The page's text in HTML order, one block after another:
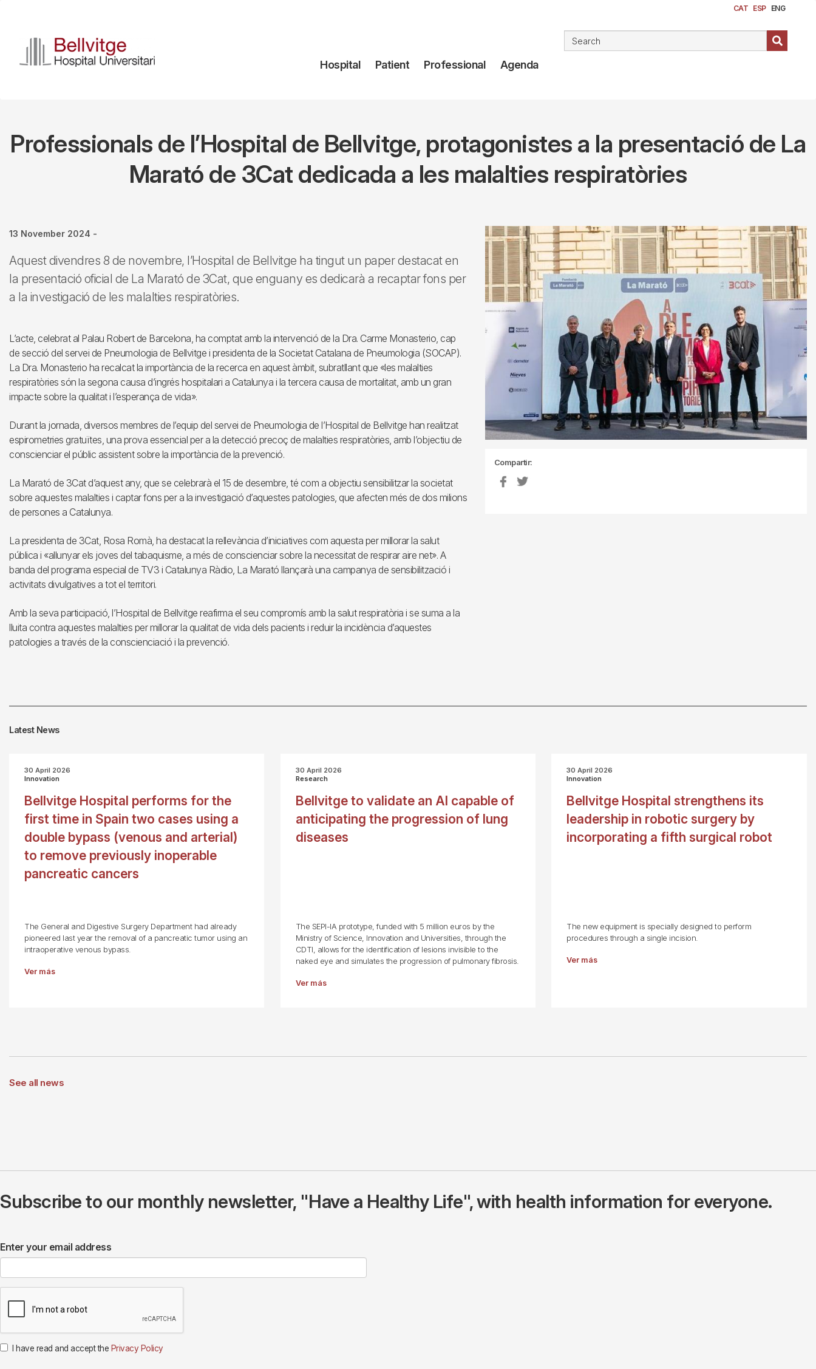
content
CAT ESP ENG
Navegación
Hospital Patient Professional Agenda
Professionals de l’Hospital de Bellvitge, protagonistes a la presentació de La
Marató de 3Cat dedicada a les malalties respiratòries
13 November 2024 -
Aquest divendres 8 de novembre, l’Hospital de Bellvitge ha tingut un paper destacat en
la presentació oficial de La Marató de 3Cat, que enguany es dedicarà a recaptar fons per
a la investigació de les malalties respiratòries.
L’acte, celebrat al Palau Robert de Barcelona, ha comptat amb la intervenció de la Dra. Carme Monasterio, cap
de secció del servei de Pneumologia de Bellvitge i presidenta de la Societat Catalana de Pneumologia (SOCAP).
La Dra. Monasterio ha recalcat la importància de la recerca en aquest àmbit, subratllant que «les malalties
respiratòries són la segona causa d’ingrés hospitalari a Catalunya i la tercera causa de mortalitat, amb un gran
impacte sobre la qualitat i l’esperança de vida».
Durant la jornada, diversos membres de l’equip del servei de Pneumologia de l’Hospital de Bellvitge han realitzat
espirometries gratuïtes, una prova essencial per a la detecció precoç de malalties respiratòries, amb l’objectiu de
conscienciar el públic assistent sobre la importància de la prevenció.
La Marató de 3Cat d’aquest any, que se celebrarà el 15 de desembre, té com a objectiu sensibilitzar la societat
sobre aquestes malalties i captar fons per a la investigació d’aquestes patologies, que afecten més de dos milions
de persones a Catalunya.
La presidenta de 3Cat, Rosa Romà, ha destacat la rellevància d’iniciatives com aquesta per millorar la salut
pública i «allunyar els joves del tabaquisme, a més de conscienciar sobre la necessitat de respirar aire net». A
banda del programa especial de TV3 i Catalunya Ràdio, La Marató llançarà una campanya de sensibilització i
activitats divulgatives a tot el territori.
Amb la seva participació, l’Hospital de Bellvitge reafirma el seu compromís amb la salut respiratòria i se suma a la
lluita contra aquestes malalties per millorar la qualitat de vida dels pacients i reduir la incidència d’aquestes
patologies a través de la conscienciació i la prevenció.
Compartir:
Latest News
30 April 2026
Innovation
Bellvitge Hospital performs for the
first time in Spain two cases using a
double bypass (venous and arterial)
to remove previously inoperable
pancreatic cancers
The General and Digestive Surgery Department had already
pioneered last year the removal of a pancreatic tumor using an
intraoperative venous bypass.
Ver más
30 April 2026
Research
Bellvitge to validate an AI capable of
anticipating the progression of lung
diseases
The SEPI-IA prototype, funded with 5 million euros by the
Ministry of Science, Innovation and Universities, through the
CDTI, allows for the identification of lesions invisible to the
naked eye and simulates the progression of pulmonary fibrosis.
Ver más
30 April 2026
Innovation
Bellvitge Hospital strengthens its
leadership in robotic surgery by
incorporating a fifth surgical robot
The new equipment is specially designed to perform
procedures through a single incision.
Ver más
See all news
Subscribe to our monthly newsletter, "Have a Healthy Life", with health information for everyone.
Enter your email address
I have read and accept the Privacy Policy